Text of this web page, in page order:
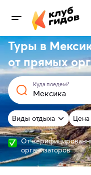
Туры в
отпрямых
Куда поедем?
Виды отдыха Цена
От
организаторов